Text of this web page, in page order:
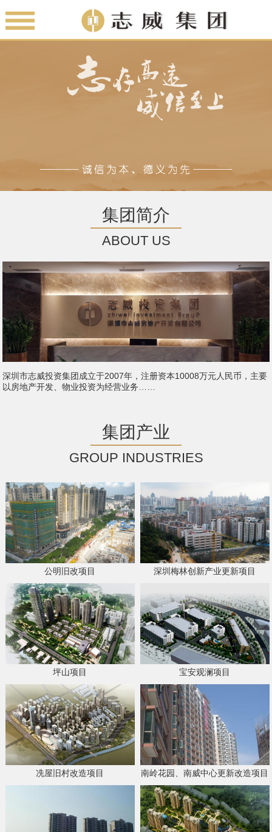
集团简介
ABOUT US
深圳市志威投资集团成立于2007年，注册资本10008万元人民币，主要
以房地产开发、物业投资为经营业务……
集团产业
GROUP INDUSTRIES
公明旧改项目 深圳梅林创新产业更新项目
坪山项目 宝安观澜项目
冼屋旧村改造项目 南岭花园、南威中心更新改造项目